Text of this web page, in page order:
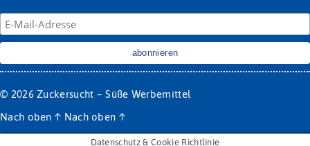
© 2026 Zuckersucht – Süße Werbemittel
Nach oben↑ Nach oben ↑
Datenschutz & Cookie Richtlinie